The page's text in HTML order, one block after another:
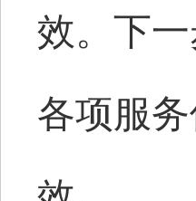
效。下
各项服